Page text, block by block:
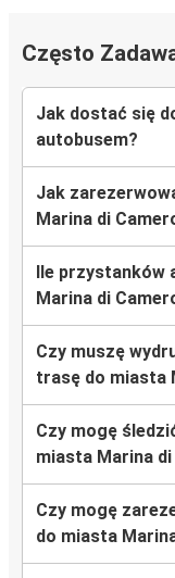
Często
Jak dostać się
autobusem?
Jak
Marina di
Ile
Marina di
Czy muszę
trasę do miasta
Czy mogę
miasta Marina
Czy mogę
do miasta